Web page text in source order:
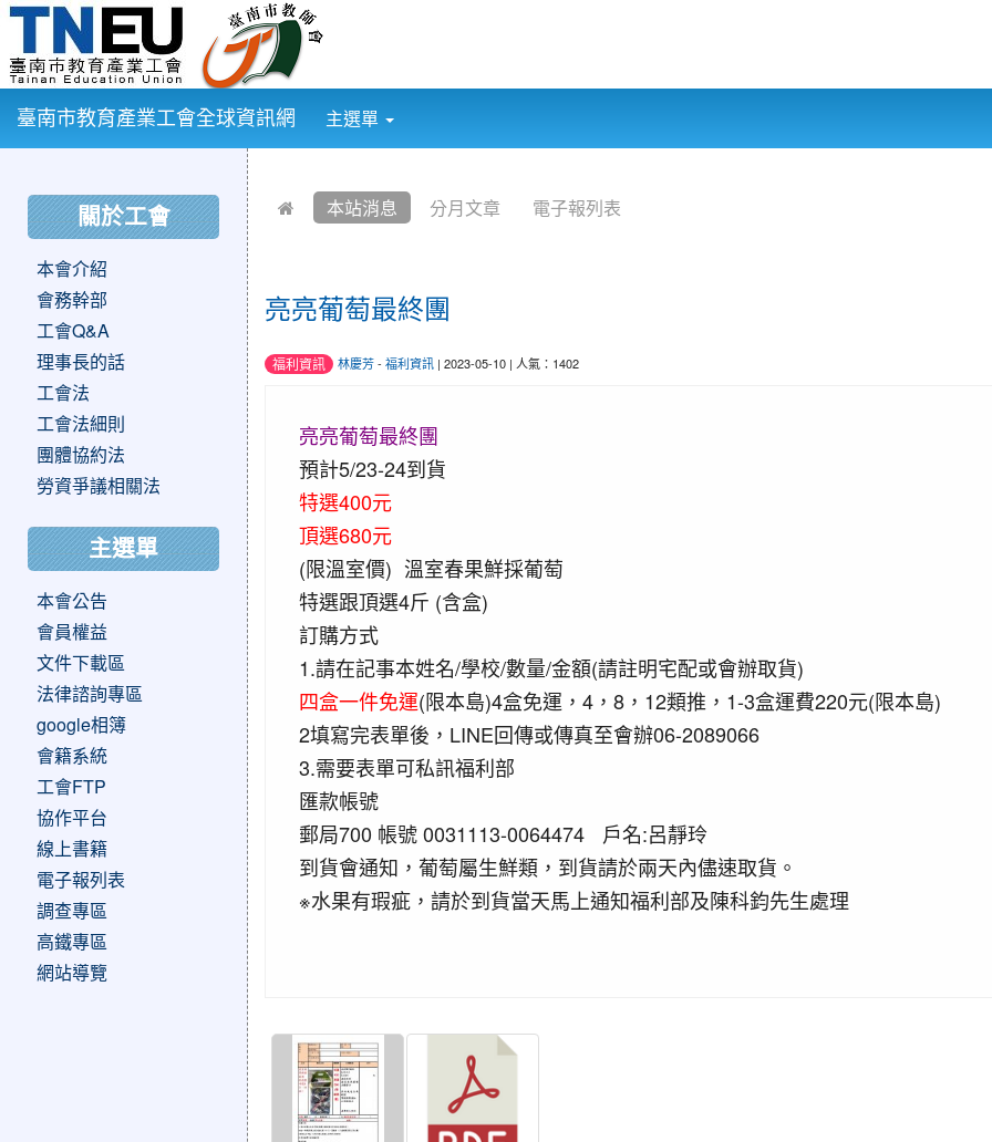
臺南市教育產業工會全球資訊網 主選單
本站消息 分月文章 電子報列表
亮亮葡萄最終團
福利資訊 林慶芳- 福利資訊 | 2023-05-10 | 人氣：1402
亮亮葡萄最終團
預計5/23-24到貨
特選400元
頂選680元
(限溫室價) 溫室春果鮮採葡萄
特選跟頂選4斤 (含盒)
訂購方式
1.請在記事本姓名/學校/數量/金額(請註明宅配或會辦取貨)
四盒一件免運(限本島)4盒免運，4，8，12類推，1-3盒運費220元(限本島)
2填寫完表單後，LINE回傳或傳真至會辦06-2089066
3.需要表單可私訊福利部
匯款帳號
郵局700 帳號 0031113-0064474 戶名:呂靜玲
到貨會通知，葡萄屬生鮮類，到貨請於兩天內儘速取貨。
※水果有瑕疵，請於到貨當天馬上通知福利部及陳科鈞先生處理
關於工會
本會介紹
會務幹部
工會Q&A
理事長的話
工會法
工會法細則
團體協約法
勞資爭議相關法
主選單
本會公告
會員權益
文件下載區
法律諮詢專區
google相簿
會籍系統
工會FTP
協作平台
線上書籍
電子報列表
調查專區
高鐵專區
網站導覽